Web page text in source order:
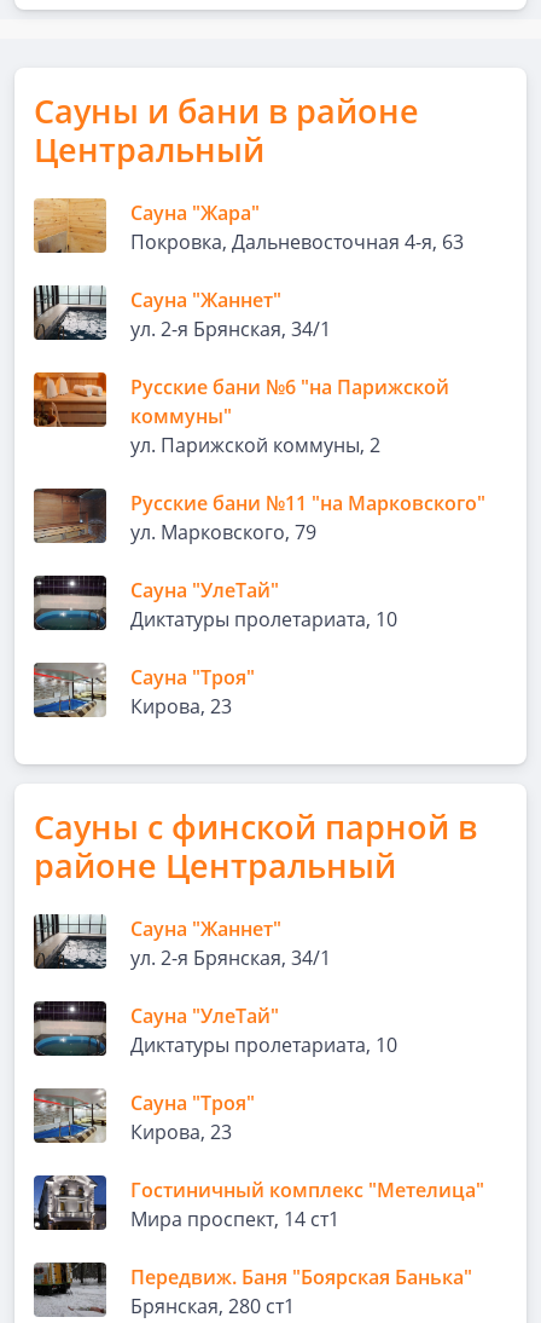
Сауны и бани в районе
Центральный
Сауна "Жара"
Покровка, ​Дальневосточная 4-я, 63
Сауна "Жаннет"
ул. 2-я Брянская, 34/1
Русские бани №6 "на Парижской
коммуны"
ул. Парижской коммуны, 2
Русские бани №11 "на Марковского"
ул. Марковского, 79
Сауна "УлеТай"
Диктатуры пролетариата, 10
Сауна "Троя"
Кирова, 23
Сауны с финской парной в
районе Центральный
Сауна "Жаннет"
ул. 2-я Брянская, 34/1
Сауна "УлеТай"
Диктатуры пролетариата, 10
Сауна "Троя"
Кирова, 23
Гостиничный комплекс "Метелица"
Мира проспект, 14 ст1
Передвиж. Баня "Боярская Банька"
Брянская, 280 ст1